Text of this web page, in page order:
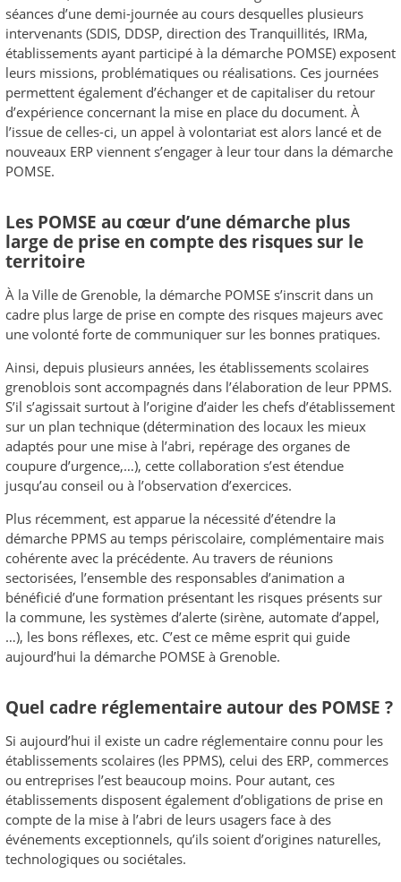
séances d’une demi-journée au cours desquelles plusieurs
intervenants (SDIS, DDSP, direction des Tranquillités, IRMa,
établissements ayant participé à la démarche POMSE) exposent
leurs missions, problématiques ou réalisations. Ces journées
permettent également d’échanger et de capitaliser du retour
d’expérience concernant la mise en place du document. À
l’issue de celles-ci, un appel à volontariat est alors lancé et de
nouveaux ERP viennent s’engager à leur tour dans la démarche
POMSE.
Les POMSE au cœur d’une démarche plus
large de prise en compte des risques sur le
territoire
À la Ville de Grenoble, la démarche POMSE s’inscrit dans un
cadre plus large de prise en compte des risques majeurs avec
une volonté forte de communiquer sur les bonnes pratiques.
Ainsi, depuis plusieurs années, les établissements scolaires
grenoblois sont accompagnés dans l’élaboration de leur PPMS.
S’il s’agissait surtout à l’origine d’aider les chefs d’établissement
sur un plan technique (détermination des locaux les mieux
adaptés pour une mise à l’abri, repérage des organes de
coupure d’urgence,…), cette collaboration s’est étendue
jusqu’au conseil ou à l’observation d’exercices.
Plus récemment, est apparue la nécessité d’étendre la
démarche PPMS au temps périscolaire, complémentaire mais
cohérente avec la précédente. Au travers de réunions
sectorisées, l’ensemble des responsables d’animation a
bénéficié d’une formation présentant les risques présents sur
la commune, les systèmes d’alerte (sirène, automate d’appel,
…), les bons réflexes, etc. C’est ce même esprit qui guide
aujourd’hui la démarche POMSE à Grenoble.
Quel cadre réglementaire autour des POMSE ?
Si aujourd’hui il existe un cadre réglementaire connu pour les
établissements scolaires (les PPMS), celui des ERP, commerces
ou entreprises l’est beaucoup moins. Pour autant, ces
établissements disposent également d’obligations de prise en
compte de la mise à l’abri de leurs usagers face à des
événements exceptionnels, qu’ils soient d’origines naturelles,
technologiques ou sociétales.